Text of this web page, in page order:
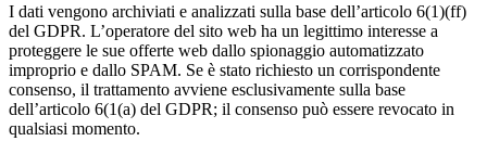
I dati vengono archiviati e analizzati sulla base dell’articolo 6(1)(ff)
del GDPR. L’operatore del sito web ha un legittimo interesse a
proteggere le sue offerte web dallo spionaggio automatizzato
improprio e dallo SPAM. Se è stato richiesto un corrispondente
consenso, il trattamento avviene esclusivamente sulla base
dell’articolo 6(1(a) del GDPR; il consenso può essere revocato in
qualsiasi momento.